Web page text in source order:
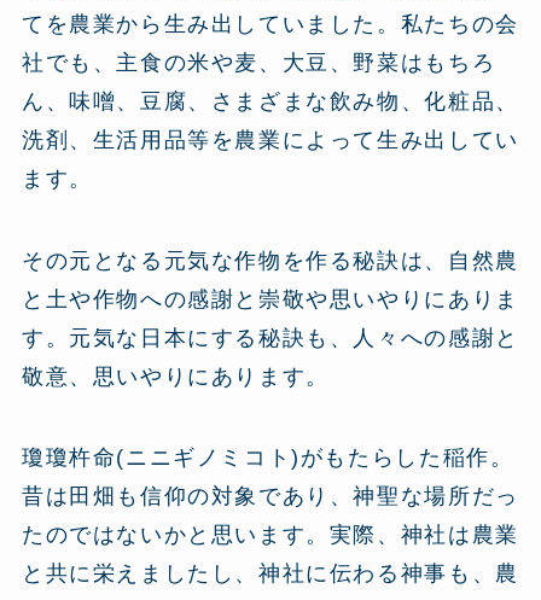
てを農業から生み出していました。私たちの会
社でも、主食の米や麦、大豆、野菜はもちろ
ん、味噌、豆腐、さまざまな飲み物、化粧品、
洗剤、生活用品等を農業によって生み出してい
ます。
その元となる元気な作物を作る秘訣は、自然農
と土や作物への感謝と崇敬や思いやりにありま
す。元気な日本にする秘訣も、人々への感謝と
敬意、思いやりにあります。
瓊瓊杵命(ニニギノミコト)がもたらした稲作。
昔は田畑も信仰の対象であり、神聖な場所だっ
たのではないかと思います。実際、神社は農業
と共に栄えましたし、神社に伝わる神事も、農